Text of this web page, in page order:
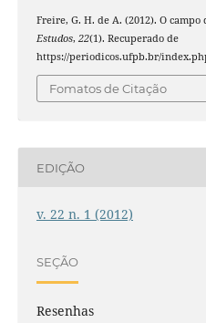
Freire, G. H. de A. (2012). O campo
Estudos, 22(1). Recuperado de
https://periodicos.ufpb.br/
Fomatos de Citação
EDIÇÃO
v. 22 n. 1 (2012)
SEÇÃO
Resenhas